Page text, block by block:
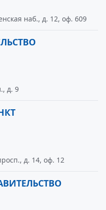
наб., д. 12, оф. 609
д. 9
д. 14, оф. 12